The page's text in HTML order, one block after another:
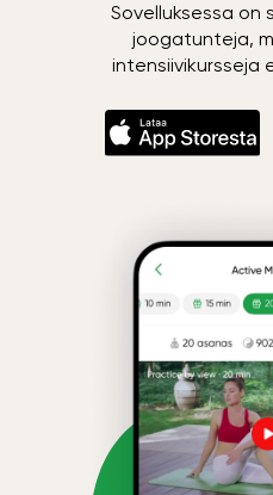
Sovelluksessa on
joogatunteja,
intensiivikursseja